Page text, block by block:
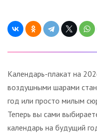
Календарь-плакат на
воздушными шарами
год или просто милым
Теперь вы сами
календарь на будущий